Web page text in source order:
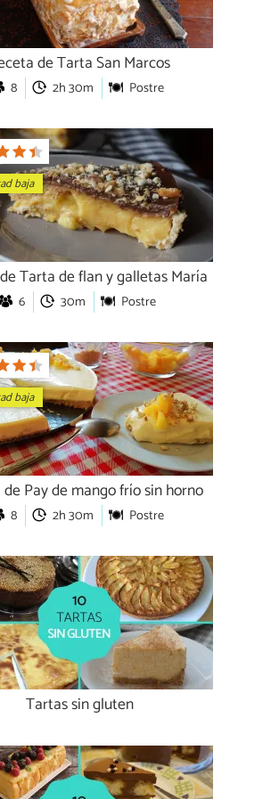
de Tarta San Marcos
8 2h 30m Postre
baja
Tarta de flan y galletas María
6 30m Postre
baja
Pay de mango frío sin horno
8 2h 30m Postre
Tartas sin gluten